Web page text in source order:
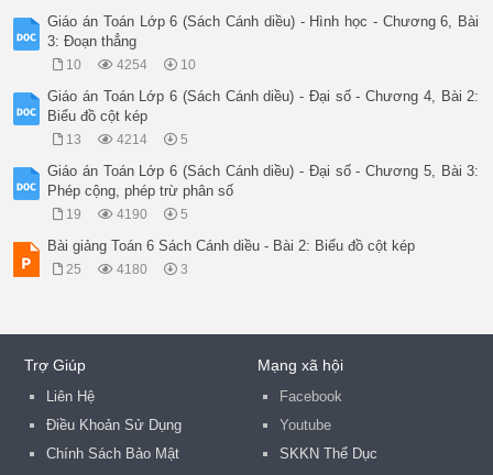
Giáo án Toán Lớp 6 (Sách Cánh diều) - Hình học - Chương 6, Bài
3: Đoạn thẳng
10 4254 10
Giáo án Toán Lớp 6 (Sách Cánh diều) - Đại số - Chương 4, Bài 2:
Biểu đồ cột kép
13 4214 5
Giáo án Toán Lớp 6 (Sách Cánh diều) - Đại số - Chương 5, Bài 3:
Phép cộng, phép trừ phân số
19 4190 5
Bài giảng Toán 6 Sách Cánh diều - Bài 2: Biểu đồ cột kép
25 4180 3
Trợ Giúp
Liên Hệ
Điều Khoản Sử Dụng
Chính Sách Bảo Mật
Mạng xã hội
Facebook
Youtube
SKKN Thể Dục